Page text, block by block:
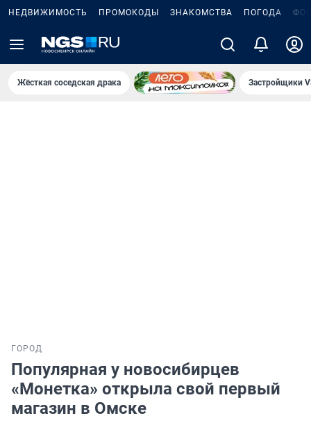
НЕДВИЖИМОСТЬ ПРОМОКОДЫ ЗНАКОМСТВА ПОГОДА
Жёсткая соседская драка Застройщики
ГОРОД
Популярная у новосибирцев
«Монетка» открыла свой первый
магазин в Омске